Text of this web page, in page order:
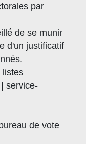
par
de se munir
d'un justificatif
listes
service-
de vote